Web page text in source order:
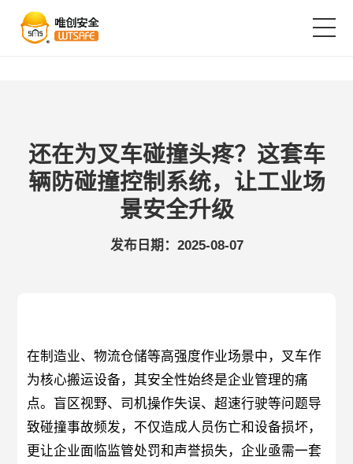
产品中心
EN
还在为叉车碰撞头疼？这套车
辆防碰撞控制系统，让工业场
景安全升级
发布日期：2025-08-07
在制造业、物流仓储等高强度作业场景中，叉车作
为核心搬运设备，其安全性始终是企业管理的痛
点。盲区视野、司机操作失误、超速行驶等问题导
致碰撞事故频发，不仅造成人员伤亡和设备损坏，
更让企业面临监管处罚和声誉损失，企业亟需一套